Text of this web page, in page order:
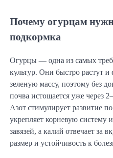
Почему огурцам
подкормка
Огурцы — одна из самых
культур. Они быстро растут
зеленую массу, поэтому без
почва истощается уже через
Азот стимулирует развитие
укрепляет корневую систему
завязей, а калий отвечает за
размер и устойчивость к